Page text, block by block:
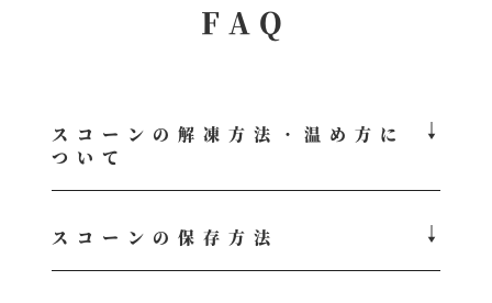
FAQ
スコーンの解凍方法・温め方に
ついて
スコーンの保存方法